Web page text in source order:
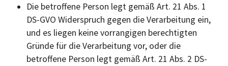
Die betroffene Person legt gemäß Art. 21 Abs. 1
DS-GVO Widerspruch gegen die Verarbeitung ein,
und es liegen keine vorrangigen berechtigten
Gründe für die Verarbeitung vor, oder die
betroffene Person legt gemäß Art. 21 Abs. 2 DS-